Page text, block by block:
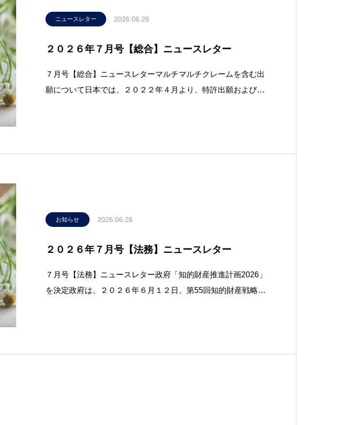
ニュースレター 2026.06.26
２０２６年７月号【総合】ニュースレター
７月号【総合】ニュースレターマルチマルチクレームを含む出
願について日本では、２０２２年４月より、特許出願および実
出願
お知らせ 2026.06.26
２０２６年７月号【法務】ニュースレター
７月号【法務】ニュースレター政府「知的財産推進計画2026」
を決定政府は、２０２６年６月１２日、第55回知的財産戦略本